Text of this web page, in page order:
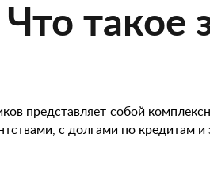
Что такое
представляет собой
с долгами по кредитам и